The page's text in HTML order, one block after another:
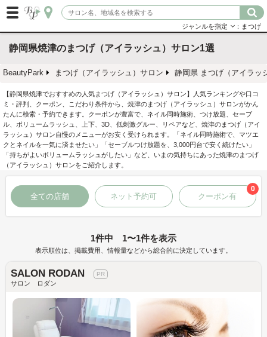
ジャンルを指定 ：まつげ
静岡県焼津のまつげ（アイラッシュ）サロン1選
BeautyPark まつげ（アイラッシュ）サロン 静岡県 まつげ（アイラッ
【静岡県焼津でおすすめの人気まつげ（アイラッシュ）サロン】人気ランキングや口コ
ミ・評判、クーポン、こだわり条件から、焼津のまつげ（アイラッシュ）サロンがかん
たんに検索・予約できます。クーポンが豊富で、ネイル同時施術、つけ放題、セーブ
ル、ボリュームラッシュ、上下、3D、低刺激グルー、リペアなど、焼津のまつげ（アイ
ラッシュ）サロン自慢のメニューがお安く受けられます。「ネイル同時施術で、マツエ
クとネイルを一気に済ませたい」「セーブルつけ放題を、3,000円台で安く続けたい」
「持ちがよいボリュームラッシュがしたい」など、いまの気持ちにあった焼津のまつげ
（アイラッシュ）サロンをご紹介します。
全ての店舗 ネット予約可 クーポン有
0
1件中 1〜1件を表示
表示順位は、掲載費用、情報量などから総合的に決定しています。
SALON RODAN
サロン ロダン